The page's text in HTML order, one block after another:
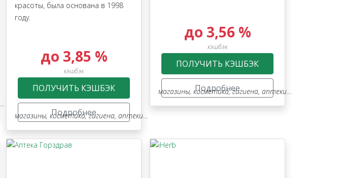
красоты, была основана в 1998
году.
магазины, косметика, гигиена, аптеки, оптика
до 3,85 %
кэшбэк
ПОЛУЧИТЬ КЭШБЭК
Подробнее
магазины, косметика, гигиена, аптеки, оптика
до 3,56 %
кэшбэк
ПОЛУЧИТЬ КЭШБЭК
Подробнее